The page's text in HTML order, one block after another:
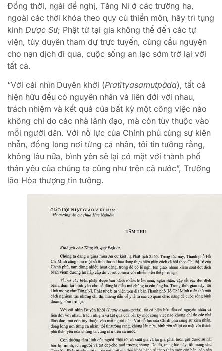
Đồng thời, ngài đề nghị, Tăng Ni ở các trường hạ,
ngoài các thời khóa theo quy củ thiền môn, hãy trì tụng
kinh Dược Sư; Phật tử tại gia không thể đến các tự
viện, tùy duyên tham dự trực tuyến, cùng cầu nguyện
cho nạn dịch đi qua, cuộc sống an lạc sớm trở lại với
tất cả.
“Với cái nhìn Duyên khởi (Pratītyasamutpāda), tất cả
hiện hữu đều có nguyên nhân và liên đới với nhau,
trách nhiệm và kết quả của bất kỳ một công việc nào
không chỉ do các nhà lãnh đạo, mà còn tùy thuộc vào
mỗi người dân. Với nỗ lực của Chính phủ cùng sự kiên
nhẫn, đồng lòng nơi từng cá nhân, tôi tin tưởng rằng,
không lâu nữa, bình yên sẽ lại có mặt với thành phố
thân yêu của chúng ta cũng như trên cả nước”, Trưởng
lão Hòa thượng tin tưởng.